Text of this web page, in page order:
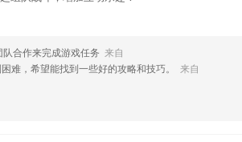
目
。
优势
合作来完成游戏任务 来自
难，希望能找到一些好的攻略和技巧。
来自